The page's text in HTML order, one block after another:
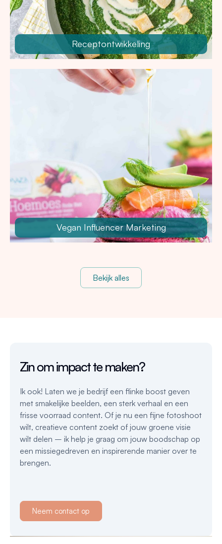
Receptontwikkeling
Vegan Influencer Marketing
Bekijk alles
Zin om impact te maken?
Ik ook! Laten we je bedrijf een flinke boost geven
met smakelijke beelden, een sterk verhaal en een
frisse voorraad content. Of je nu een fijne fotoshoot
wilt, creatieve content zoekt of jouw groene visie
wilt delen – ik help je graag om jouw boodschap op
een missiegedreven en inspirerende manier over te
brengen.
Neem contact op